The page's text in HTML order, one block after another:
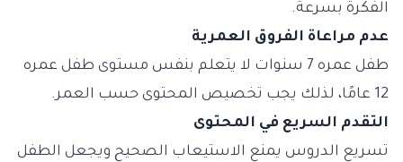
الفكرة بسرعة.
عدم مراعاة الفروق العمرية
طفل عمره 7 سنوات لا يتعلم بنفس مستوى طفل عمره
12 عامًا، لذلك يجب تخصيص المحتوى حسب العمر.
التقدم السريع في المحتوى
تسريع الدروس يمنع الاستيعاب الصحيح ويجعل الطفل